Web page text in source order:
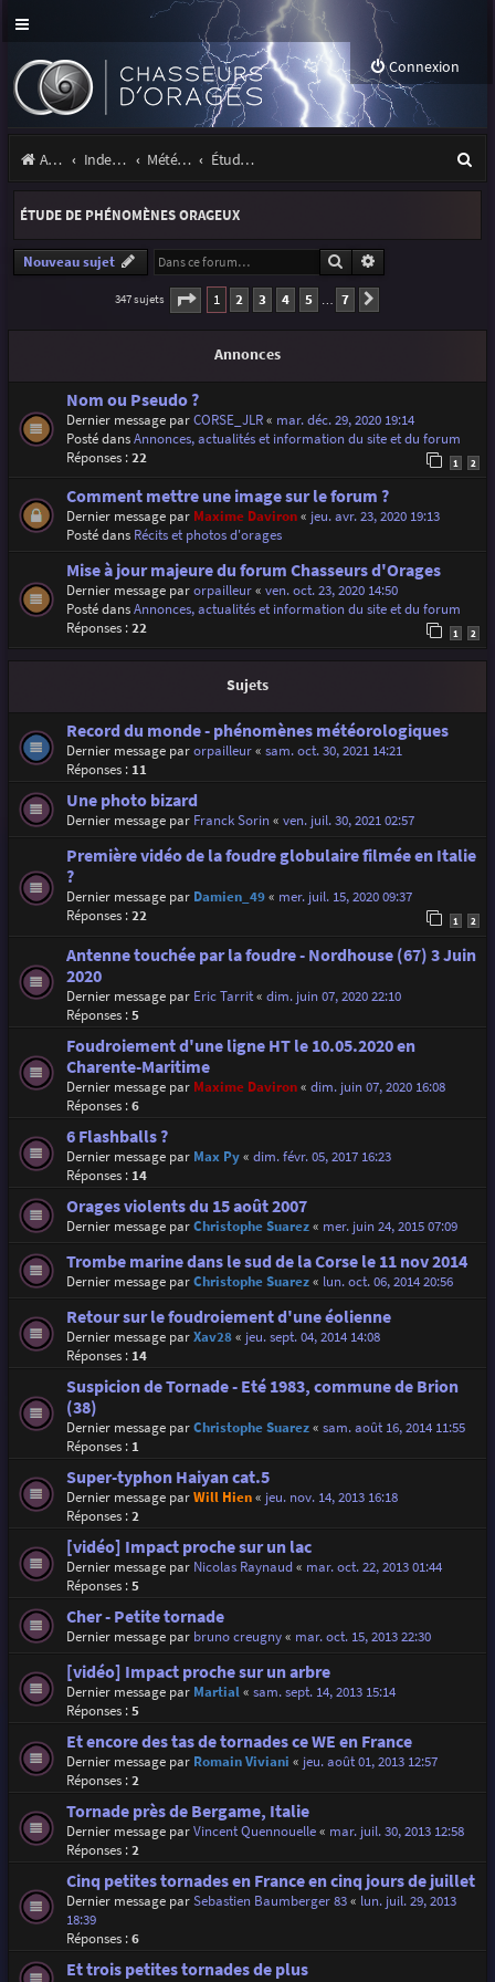
Connexion
Accueil Index du forum Météo et climatologie des orages Étude de phénomènes orageux
e
r
ÉTUDE DE PHÉNOMÈNES ORAGEUX
Nouveau sujet Rechercher
347 sujets Page 1sur
1 2 3 4 5 … 7
Annonces
Nom ou Pseudo ?
Dernier message parCORSE_JLR« mar. déc. 29, 2020 19:14
Posté dansAnnonces, actualités et information du site et du forum
Réponses :22 1 2
Comment mettre une image sur le forum ?
Dernier message par Maxime Daviron« jeu. avr. 23, 2020 19:13
Posté dans Récits et photos d'orages
Mise à jour majeure du forum Chasseurs d'Orages
Dernier message parorpailleur« ven. oct. 23, 2020 14:50
Posté dansAnnonces, actualités et information du site et du forum
Réponses :22 1 2
Sujets
Record du monde - phénomènes météorologiques
Dernier message parorpailleur« sam. oct. 30, 2021 14:21
Réponses : 11
Une photo bizard
Dernier message par Franck Sorin« ven. juil. 30, 2021 02:57
Première vidéo de la foudre globulaire filmée en Italie
?
Dernier message par Damien_49« mer. juil. 15, 2020 09:37
Réponses :22 1 2
Antenne touchée par la foudre - Nordhouse (67) 3 Juin
2020
Dernier message par Eric Tarrit« dim. juin 07, 2020 22:10
Réponses :5
Foudroiement d'une ligne HT le 10.05.2020 en
Charente-Maritime
Dernier message par Maxime Daviron« dim. juin 07, 2020 16:08
Réponses :6
6 Flashballs ?
Dernier message par Max Py« dim. févr. 05, 2017 16:23
Réponses : 14
Orages violents du 15 août 2007
Dernier message parChristophe Suarez« mer. juin 24, 2015 07:09
Trombe marine dans le sud de la Corse le 11 nov 2014
Dernier message parChristophe Suarez« lun. oct. 06, 2014 20:56
Retour sur le foudroiement d'une éolienne
Dernier message parXav28« jeu. sept. 04, 2014 14:08
Réponses : 14
Suspicion de Tornade - Eté 1983, commune de Brion
(38)
Dernier message parChristophe Suarez« sam. août 16, 2014 11:55
Réponses : 1
Super-typhon Haiyan cat.5
Dernier message parWill Hien« jeu. nov. 14, 2013 16:18
Réponses :2
[vidéo] Impact proche sur un lac
Dernier message par Nicolas Raynaud« mar. oct. 22, 2013 01:44
Réponses :5
Cher - Petite tornade
Dernier message par bruno creugny« mar. oct. 15, 2013 22:30
[vidéo] Impact proche sur un arbre
Dernier message par Martial« sam. sept. 14, 2013 15:14
Réponses :5
Et encore des tas de tornades ce WE en France
Dernier message par Romain Viviani « jeu. août 01, 2013 12:57
Réponses :2
Tornade près de Bergame, Italie
Dernier message parVincent Quennouelle« mar. juil. 30, 2013 12:58
Réponses :2
Cinq petites tornades en France en cinq jours de juillet
Dernier message parSebastien Baumberger 83« lun. juil. 29, 2013
18:39
Réponses :6
Et trois petites tornades de plus